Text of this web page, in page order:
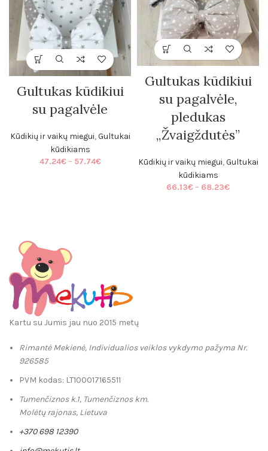
Gultukas kūdikiui
su pagalvėle
Kūdikių ir vaikų miegui,Gultukai
kūdikiams
47.24€ – 57.74€Price
Gultukas kūdikiui
su pagalvėle,
pledukas
„Žvaigždutės”
Kūdikių ir vaikų miegui,Gultukai
kūdikiams
66.13€– 68.23€Price
Kartu su Jumis jau nuo 2015 metų
Rimantė Mekienė, Individualios veiklos vykdymo pažyma Nr.
926585
PVM kodas: LT100017165511
Tumenčiznos k.1, Tumenčiznos km.
Molėtų rajonas, Lietuva
+370 698 12390